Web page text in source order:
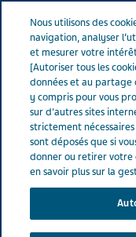
France Nos Produits
(bte de 14)
SANTE®
Nous utilisons des
navigation, analyser
et mesurer votre
[Autoriser tous les
données et au partage
y compris pour vous
sur d'autres sites
strictement
sont déposés que si
donner ou retirer votre
en savoir plus sur la